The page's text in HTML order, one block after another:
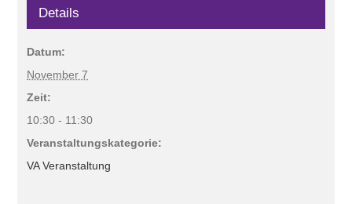
Details
Datum:
November 7
Zeit:
10:30 - 11:30
Veranstaltungskategorie:
VA Veranstaltung